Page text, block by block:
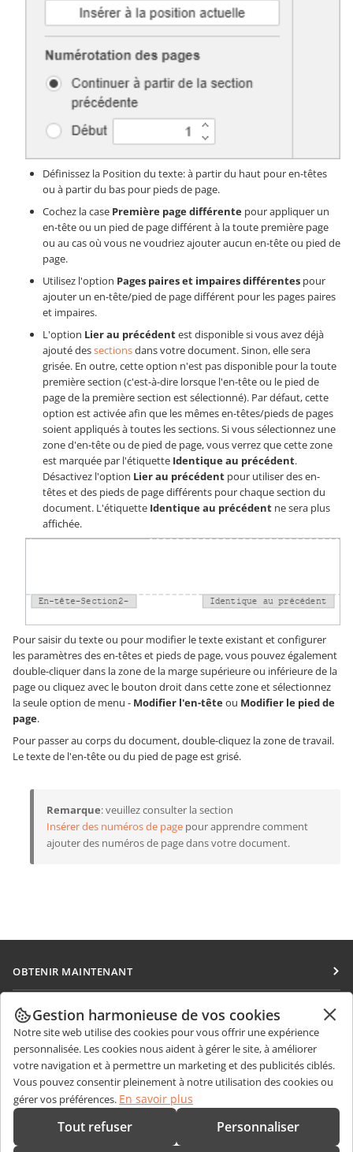
Définissez la Position du texte: à partir du haut pour en-têtes
ou à partir du bas pour pieds de page.
Cochez la case Première page différente pour appliquer un
en-tête ou un pied de page différent à la toute première page
ou au cas où vous ne voudriez ajouter aucun en-tête ou pied de
page.
Utilisez l'option Pages paires et impaires différentes pour
ajouter un en-tête/pied de page différent pour les pages paires
et impaires.
L'option Lier au précédentest disponible si vous avez déjà
ajouté dessectionsdans votre document. Sinon, elle sera
grisée. En outre, cette option n'est pas disponible pour la toute
première section (c'est-à-dire lorsque l'en-tête ou le pied de
page de la première section est sélectionné). Par défaut, cette
option est activée afin que les mêmes en-têtes/pieds de pages
soient appliqués à toutes les sections. Si vous sélectionnez une
zone d'en-tête ou de pied de page, vous verrez que cette zone
est marquée par l'étiquette Identique au précédent.
Désactivez l'option Lier au précédent pour utiliser des en-
têtes et des pieds de page différents pour chaque section du
document. L'étiquette Identique au précédent ne sera plus
affichée.
Pour saisir du texte ou pour modifier le texte existant et configurer
les paramètres des en-têtes et pieds de page, vous pouvez également
double-cliquer dans la zone de la marge supérieure ou inférieure de la
page ou cliquez avec le bouton droit dans cette zone et sélectionnez
la seule option de menu - Modifier l'en-têteou Modifier le pied de
page.
Pour passer au corps du document, double-cliquez la zone de travail.
Le texte de l'en-tête ou du pied de page est grisé.
Remarque: veuillez consulter la section
Insérer des numéros de page pour apprendre comment
ajouter des numéros de page dans votre document.
OBTENIR MAINTENANT
Docs
DocSpace
Workspace
Connecteurs
Applications de bureau
Applications mobiles
COLLABORATION
Pour les contributeurs
Pour les traducteurs
Pour les influenceurs
Offres d'emploi
OBTENIR DES NOUVELLES
Blog
OBTENIR DE L'AIDE
Forum
CONTACTEZ-NOUS
Questions de ventes
sales@onlyoffice.com
Gestion harmonieuse de vos cookies
Notre site web utilise des cookies pour vous offrir une expérience
personnalisée. Les cookies nous aident à gérer le site, à améliorer
votre navigation et à permettre un marketing et des publicités ciblés.
Vous pouvez consentir pleinement à notre utilisation des cookies ou
gérer vos préférences. En savoir plus
Tout refuser Personnaliser